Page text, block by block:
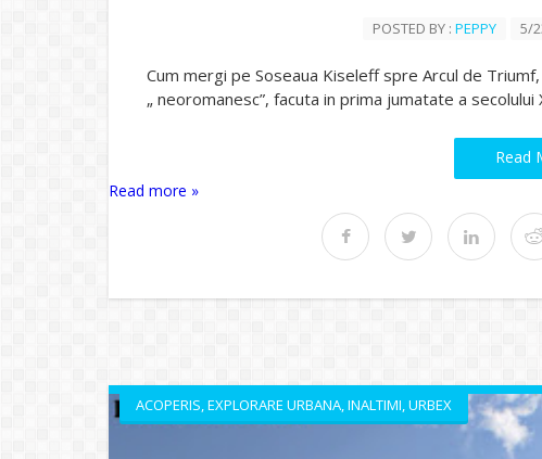
POSTED BY : PEPPY 5/
Cum mergi pe Soseaua Kiseleff spre Arcul de
„ neoromanesc”, facuta in prima jumatate a
Read
Read more »
ACOPERIS,EXPLORARE URBANA,INALTIMI,URBEX